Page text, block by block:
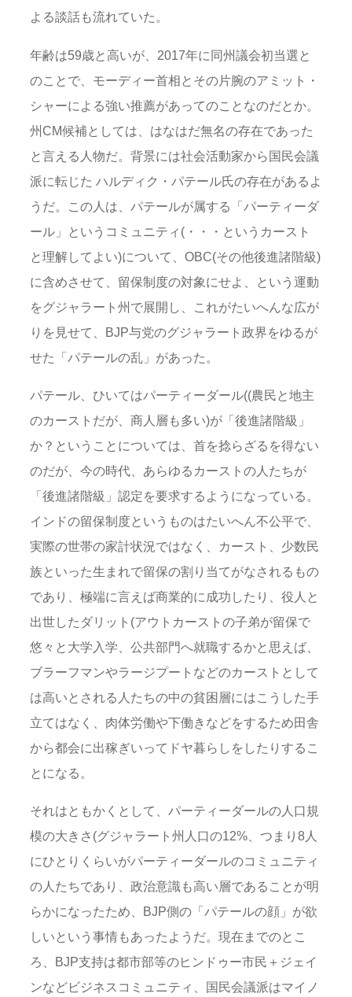
よる談話も流れていた。
年齢は59歳と高いが、2017年に同州議会初当選と
のことで、モーディー首相とその片腕のアミット・
シャーによる強い推薦があってのことなのだとか。
州CM候補としては、はなはだ無名の存在であった
と言える人物だ。背景には社会活動家から国民会議
派に転じた ハルディク・パテール氏の存在があるよ
うだ。この人は、パテールが属する「パーティーダ
ール」というコミュニティ(・・・というカースト
と理解してよい)について、OBC(その他後進諸階級)
に含めさせて、留保制度の対象にせよ、という運動
をグジャラート州で展開し、これがたいへんな広が
りを見せて、BJP与党のグジャラート政界をゆるが
せた「パテールの乱」があった。
パテール、ひいてはパーティーダール((農民と地主
のカーストだが、商人層も多い)が「後進諸階級」
か？ということについては、首を捻らざるを得ない
のだが、今の時代、あらゆるカーストの人たちが
「後進諸階級」認定を要求するようになっている。
インドの留保制度というものはたいへん不公平で、
実際の世帯の家計状況ではなく、カースト、少数民
族といった生まれで留保の割り当てがなされるもの
であり、極端に言えば商業的に成功したり、役人と
出世したダリット(アウトカーストの子弟が留保で
悠々と大学入学、公共部門へ就職するかと思えば、
ブラーフマンやラージプートなどのカーストとして
は高いとされる人たちの中の貧困層にはこうした手
立てはなく、肉体労働や下働きなどをするため田舎
から都会に出稼ぎいってドヤ暮らしをしたりするこ
とになる。
それはともかくとして、パーティーダールの人口規
模の大きさ(グジャラート州人口の12%、つまり8人
にひとりくらいがパーティーダールのコミュニティ
の人たちであり、政治意識も高い層であることが明
らかになったため、BJP側の「パテールの顔」が欲
しいという事情もあったようだ。現在までのとこ
ろ、BJP支持は都市部等のヒンドゥー市民＋ジェイ
ンなどビジネスコミュニティ、国民会議派はマイノ